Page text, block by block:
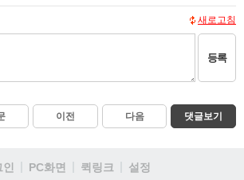
새로고침
등록
이전 다음 댓글보기
PC화면 퀵링크 설정